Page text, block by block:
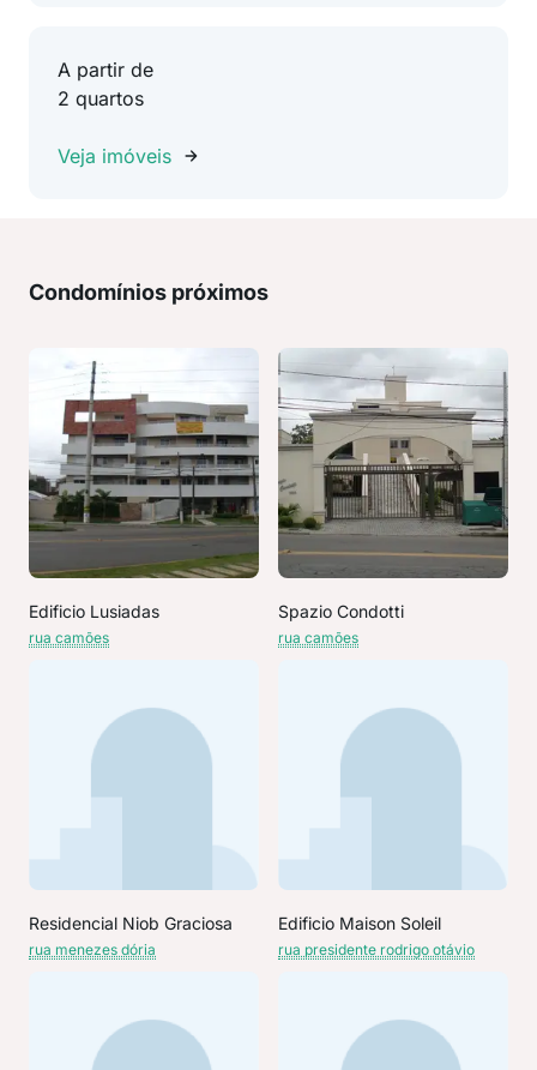
A partir de
2 quartos
Veja imóveis
Condomínios próximos
Edificio Lusiadas
rua camões
Spazio Condotti
rua camões
Residencial Niob Graciosa
rua menezes dória
Edificio Maison Soleil
rua presidente rodrigo otávio